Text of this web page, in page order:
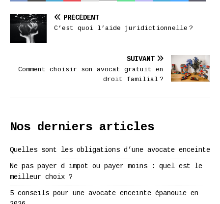
PRÉCÉDENT
C’est quoi l’aide juridictionnelle ?
SUIVANT
Comment choisir son avocat gratuit en
droit familial ?
Nos derniers articles
Quelles sont les obligations d’une avocate enceinte
Ne pas payer d impot ou payer moins : quel est le
meilleur choix ?
5 conseils pour une avocate enceinte épanouie en